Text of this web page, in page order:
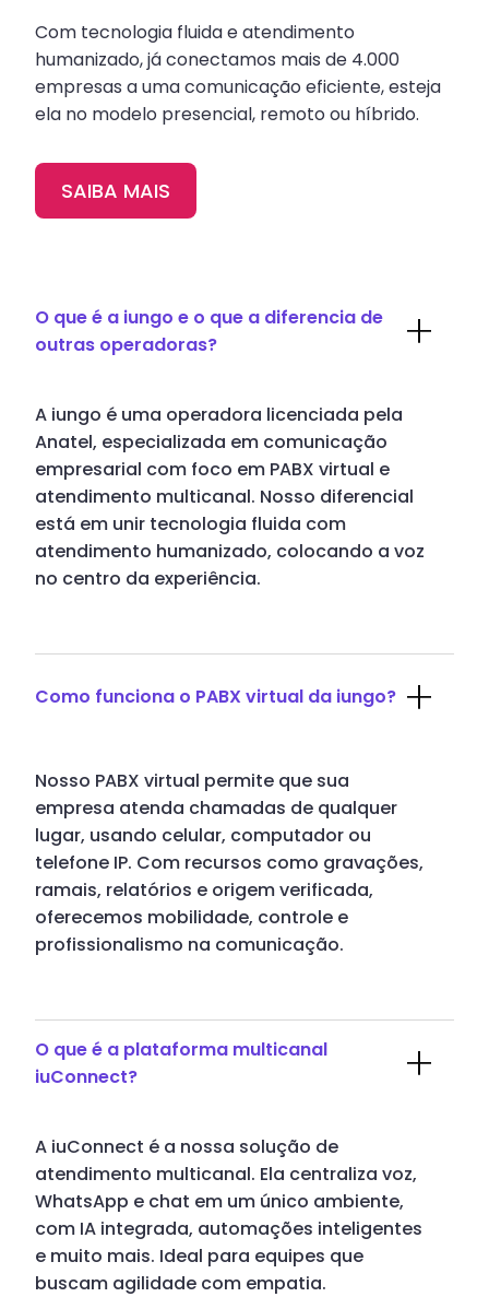
Com tecnologia fluida e atendimento
humanizado, já conectamos mais de 4.000
empresas a uma comunicação eficiente, esteja
ela no modelo presencial, remoto ou híbrido.
SAIBA MAIS
O que é a iungo e o que a diferencia de
outras operadoras?
A iungo é uma operadora licenciada pela
Anatel, especializada em comunicação
empresarial com foco em PABX virtual e
atendimento multicanal. Nosso diferencial
está em unir tecnologia fluida com
atendimento humanizado, colocando a voz
no centro da experiência.
Como funciona o PABX virtual da iungo?
Nosso PABX virtual permite que sua
empresa atenda chamadas de qualquer
lugar, usando celular, computador ou
telefone IP. Com recursos como gravações,
ramais, relatórios e origem verificada,
oferecemos mobilidade, controle e
profissionalismo na comunicação.
O que é a plataforma multicanal
iuConnect?
A iuConnect é a nossa solução de
atendimento multicanal. Ela centraliza voz,
WhatsApp e chat em um único ambiente,
com IA integrada, automações inteligentes
e muito mais. Ideal para equipes que
buscam agilidade com empatia.